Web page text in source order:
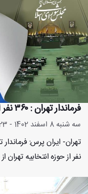
فرماندار تهران : ۳۶۰ نفر از حوزه تهران انصراف دادند
سه شنبه 8 اسفند 1402 - 10:32:23
نفر از حوزه انتخابیه